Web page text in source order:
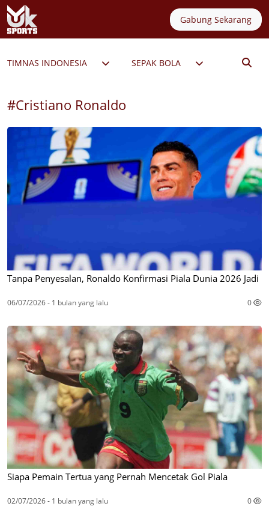
Gabung Sekarang
TIMNAS INDONESIA SEPAK BOLA
#Cristiano Ronaldo
Tanpa Penyesalan, Ronaldo Konfirmasi Piala Dunia 2026 Jadi
06/07/2026 - 1 bulan yang lalu 0
Siapa Pemain Tertua yang Pernah Mencetak Gol Piala
02/07/2026 - 1 bulan yang lalu 0